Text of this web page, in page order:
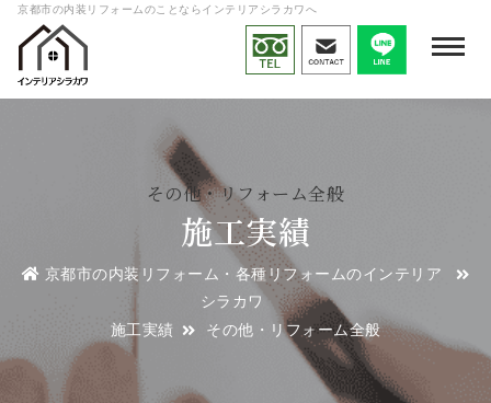
京都市の内装リフォームのことならインテリアシラカワへ
その他・リフォーム全般
施工実績
京都市の内装リフォーム・各種リフォームのインテリア
シラカワ
施工実績
その他・リフォーム全般